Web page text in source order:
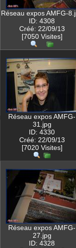
Réseau expos AMFG-
ID: 4308
Créé: 22/09/13
[7050 Visites]
Réseau expos AMFG-
31.jpg
ID: 4330
Créé: 22/09/13
[7020 Visites]
Réseau expos AMFG-
27.jpg
ID: 4328